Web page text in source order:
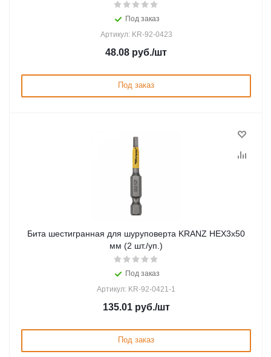
Под заказ
Артикул: KR-92-0423
48.08 руб./шт
Под заказ
Бита шестигранная для шуруповерта KRANZ HEX3х50
мм (2 шт./уп.)
Под заказ
Артикул: KR-92-0421-1
135.01руб./шт
Под заказ